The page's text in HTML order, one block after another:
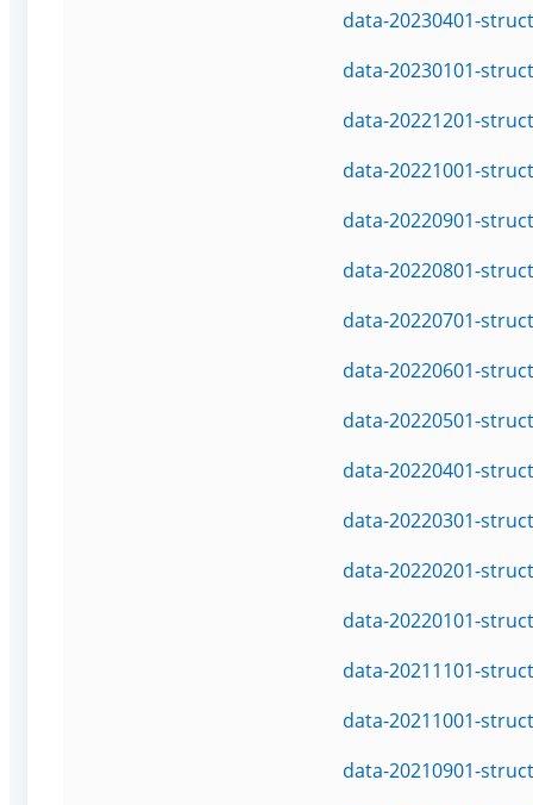
data-20230401-
data-20230101-
data-20221201-
data-20221001-
data-20220901-
data-20220801-
data-20220701-
data-20220601-
data-20220501-
data-20220401-
data-20220301-
data-20220201-
data-20220101-
data-20211101-
data-20211001-
data-20210901-